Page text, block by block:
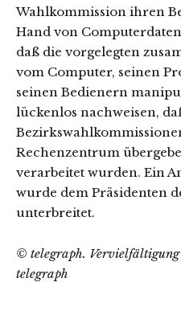
Wahlkommission ihren
Hand von
daß die vorgelegten
vom Computer, seinen
seinen Bedienern
lückenlos nachweisen,
Rechenzentrum
verarbeitet wurden. Ein
wurde dem Präsidenten
unterbreitet.
© telegraph.
telegraph